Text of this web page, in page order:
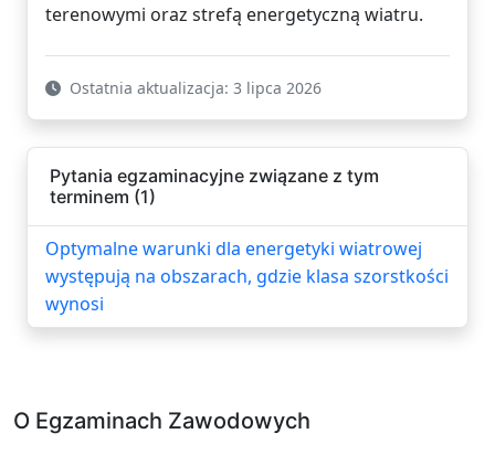
terenowymi oraz strefą energetyczną wiatru.
Ostatnia aktualizacja: 3 lipca 2026
Pytania egzaminacyjne związane z tym
terminem (1)
Optymalne warunki dla energetyki wiatrowej
występują na obszarach, gdzie klasa szorstkości
wynosi
O Egzaminach Zawodowych